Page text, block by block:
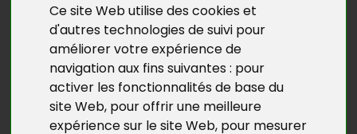
Ce site Web utilise des cookies et
d'autres technologies de suivi pour
améliorer votre expérience de
navigation aux fins suivantes : pour
activer les fonctionnalités de base du
site Web, pour offrir une meilleure
expérience sur le site Web, pour mesurer
Francis Albigé
Francis Albigé vit à Toulouse, où il finit des études.
D’abord passionné de lecture (Sartre, Barjavel), il écrit